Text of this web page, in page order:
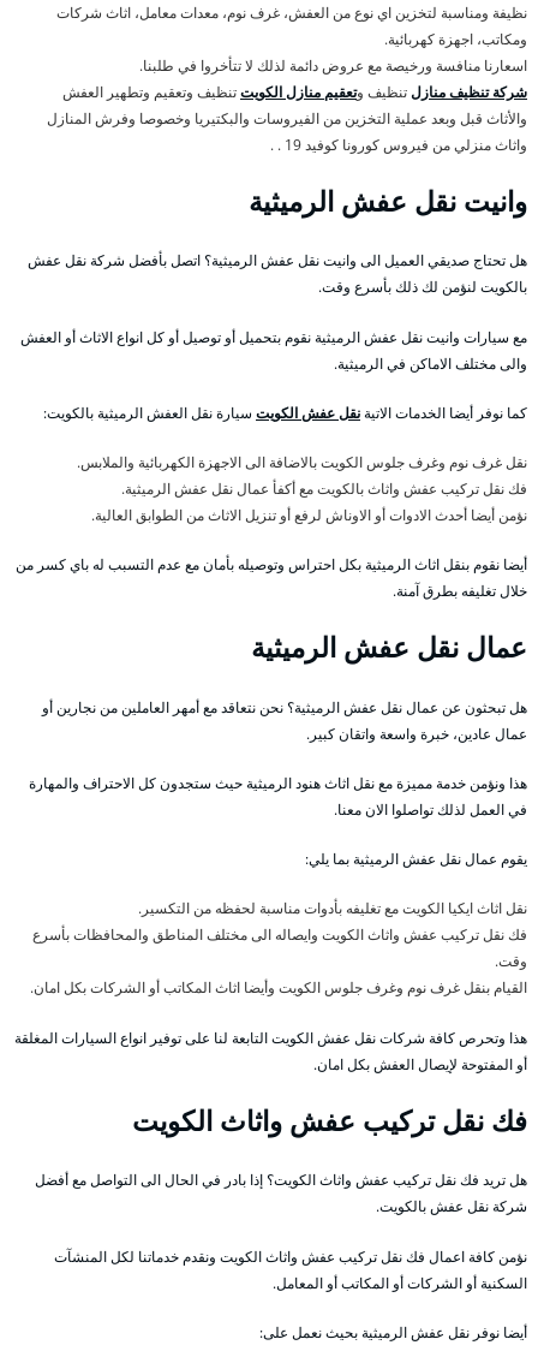
نظيفة ومناسبة لتخزين اي نوع من العفش، غرف نوم، معدات معامل، اثاث شركات
ومكاتب، اجهزة كهربائية.
اسعارنا منافسة ورخيصة مع عروض دائمة لذلك لا تتأخروا في طلبنا.
شركة تنظيف منازلتنظيف وتعقيم منازل الكويتتنظيف وتعقيم وتطهير العفش
والأثاث قبل وبعد عملية التخزين من الفيروسات والبكتيريا وخصوصا وفرش المنازل
واثاث منزلي من فيروس كورونا كوفيد 19 . .
وانيت نقل عفش الرميثية
هل تحتاج صديقي العميل الى وانيت نقل عفش الرميثية؟ اتصل بأفضل شركة نقل عفش
بالكويت لنؤمن لك ذلك بأسرع وقت.
مع سيارات وانيت نقل عفش الرميثية نقوم بتحميل أو توصيل أو كل انواع الاثاث أو العفش
والى مختلف الاماكن في الرميثية.
كما نوفر أيضا الخدمات الاتيةنقل عفش الكويت سيارة نقل العفش الرميثية بالكويت:
نقل غرف نوم وغرف جلوس الكويت بالاضافة الى الاجهزة الكهربائية والملابس.
فك نقل تركيب عفش واثاث بالكويت مع أكفأ عمال نقل عفش الرميثية.
نؤمن أيضا أحدث الادوات أو الاوناش لرفع أو تنزيل الاثاث من الطوابق العالية.
أيضا نقوم بنقل اثاث الرميثية بكل احتراس وتوصيله بأمان مع عدم التسبب له باي كسر من
خلال تغليفه بطرق آمنة.
عمال نقل عفش الرميثية
هل تبحثون عن عمال نقل عفش الرميثية؟ نحن نتعاقد مع أمهر العاملين من نجارين أو
عمال عادين، خبرة واسعة واتقان كبير.
هذا ونؤمن خدمة مميزة مع نقل اثاث هنود الرميثية حيث ستجدون كل الاحتراف والمهارة
في العمل لذلك تواصلوا الان معنا.
يقوم عمال نقل عفش الرميثية بما يلي:
نقل اثاث ايكيا الكويت مع تغليفه بأدوات مناسبة لحفظه من التكسير.
فك نقل تركيب عفش واثاث الكويت وايصاله الى مختلف المناطق والمحافظات بأسرع
وقت.
القيام بنقل غرف نوم وغرف جلوس الكويت وأيضا اثاث المكاتب أو الشركات بكل امان.
هذا وتحرص كافة شركات نقل عفش الكويت التابعة لنا على توفير انواع السيارات المغلقة
أو المفتوحة لإيصال العفش بكل امان.
فك نقل تركيب عفش واثاث الكويت
هل تريد فك نقل تركيب عفش واثاث الكويت؟ إذا بادر في الحال الى التواصل مع أفضل
شركة نقل عفش بالكويت.
نؤمن كافة اعمال فك نقل تركيب عفش واثاث الكويت ونقدم خدماتنا لكل المنشآت
السكنية أو الشركات أو المكاتب أو المعامل.
أيضا نوفر نقل عفش الرميثية بحيث نعمل على: